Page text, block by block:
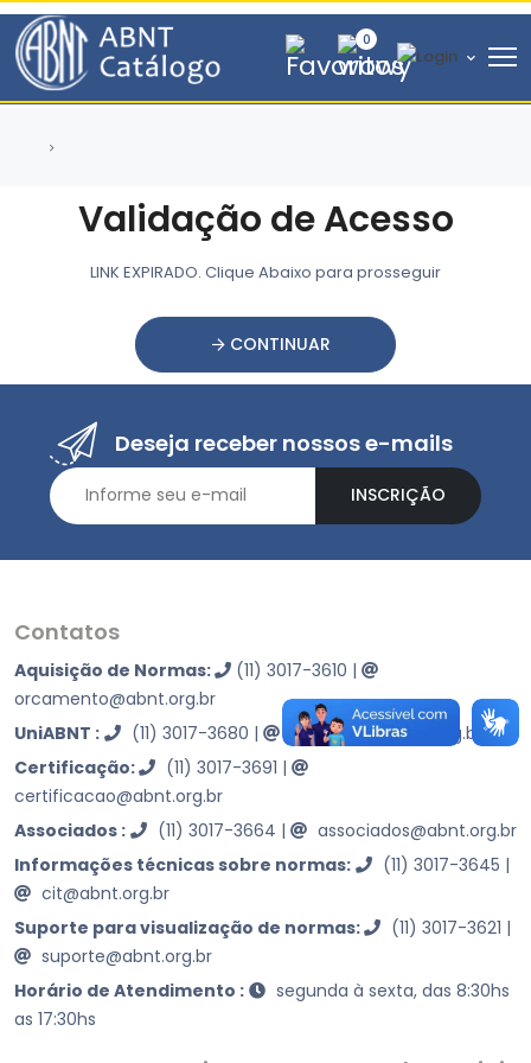
0
Validação de Acesso
LINK EXPIRADO. Clique Abaixo para prosseguir
CONTINUAR
Deseja receber nossos e-mails
INSCRIÇÃO
Contatos
Aquisição de Normas: (11) 3017-3610 |
orcamento@abnt.org.br
UniABNT :
(11) 3017-3680 |
educacao@abnt.org.br
Certificação:
(11) 3017-3691 |
certificacao@abnt.org.br
Associados :
(11) 3017-3664 |
associados@abnt.org.br
Informações técnicas sobre normas:
(11) 3017-3645 |
cit@abnt.org.br
Suporte para visualização de normas:
(11) 3017-3621 |
suporte@abnt.org.br
Horário de Atendimento :
segunda à sexta, das 8:30hs
as 17:30hs